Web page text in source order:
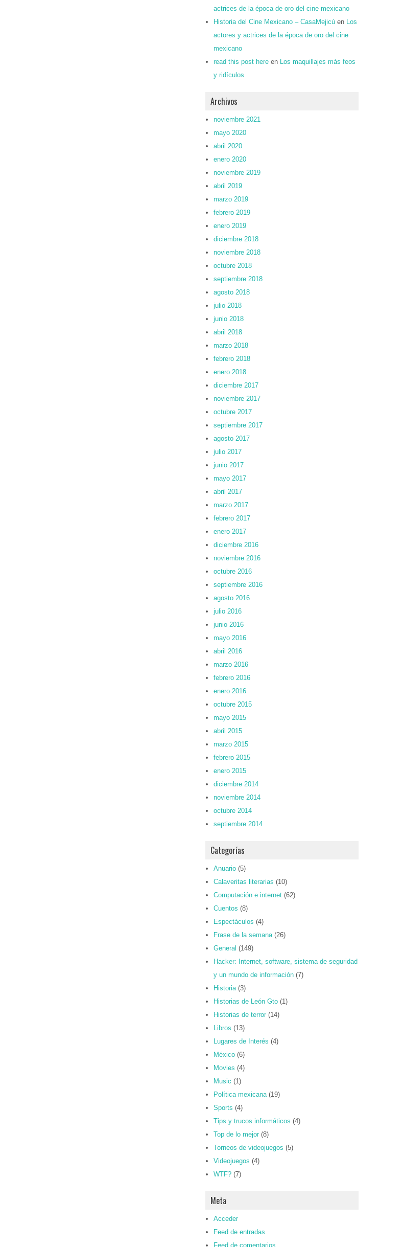
actrices de la época de oro del cine mexicano
Historia del Cine Mexicano – CasaMejicú en Los
actores y actrices de la época de oro del cine
mexicano
read this post here en Los maquillajes más feos
y ridículos
Archivos
noviembre 2021
mayo 2020
abril 2020
enero 2020
noviembre 2019
abril 2019
marzo 2019
febrero 2019
enero 2019
diciembre 2018
noviembre 2018
octubre 2018
septiembre 2018
agosto 2018
julio 2018
junio 2018
abril 2018
marzo 2018
febrero 2018
enero 2018
diciembre 2017
noviembre 2017
octubre 2017
septiembre 2017
agosto 2017
julio 2017
junio 2017
mayo 2017
abril 2017
marzo 2017
febrero 2017
enero 2017
diciembre 2016
noviembre 2016
octubre 2016
septiembre 2016
agosto 2016
julio 2016
junio 2016
mayo 2016
abril 2016
marzo 2016
febrero 2016
enero 2016
octubre 2015
mayo 2015
abril 2015
marzo 2015
febrero 2015
enero 2015
diciembre 2014
noviembre 2014
octubre 2014
septiembre 2014
Categorías
Anuario (5)
Calaveritas literarias (10)
Computación e internet (62)
Cuentos (8)
Espectáculos (4)
Frase de la semana(26)
General (149)
Hacker: Internet, software, sistema de seguridad
y un mundo de información (7)
Historia(3)
Historias de León Gto (1)
Historias de terror (14)
Libros (13)
Lugares de Interés (4)
México (6)
Movies (4)
Music (1)
Política mexicana(19)
Sports (4)
Tips y trucos informáticos (4)
Top de lo mejor (8)
Torneos de videojuegos (5)
Videojuegos (4)
WTF? (7)
Meta
Acceder
Feed de entradas
Feed de comentarios